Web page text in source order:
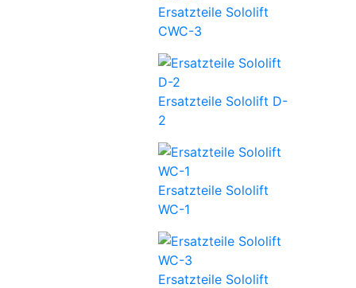
Ersatzteile Sololift
CWC-3
Ersatzteile Sololift D-
2
Ersatzteile Sololift
WC-1
Ersatzteile Sololift